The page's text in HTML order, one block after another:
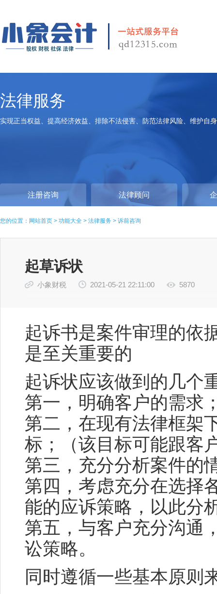
法律服务
实现正当权益、提高经济效益、排除不法侵害、防范法律风险、维护自
注册咨询 法律顾问
您的位置： 网站首页 > 功能大全 > 法律服务 > 诉前咨询
起草诉状
小象财税 2021-05-21 22:11:00 5870
起诉书是案件审理的依
是至关重要的
起诉状应该做到的几个
第一，明确客户的需求
第二，在现有法律框架
标；（该目标可能跟客
第三，充分分析案件的
第四，考虑充分在选择
能的应诉策略，以此分
第五，与客户充分沟通
讼策略。
同时遵循一些基本原则